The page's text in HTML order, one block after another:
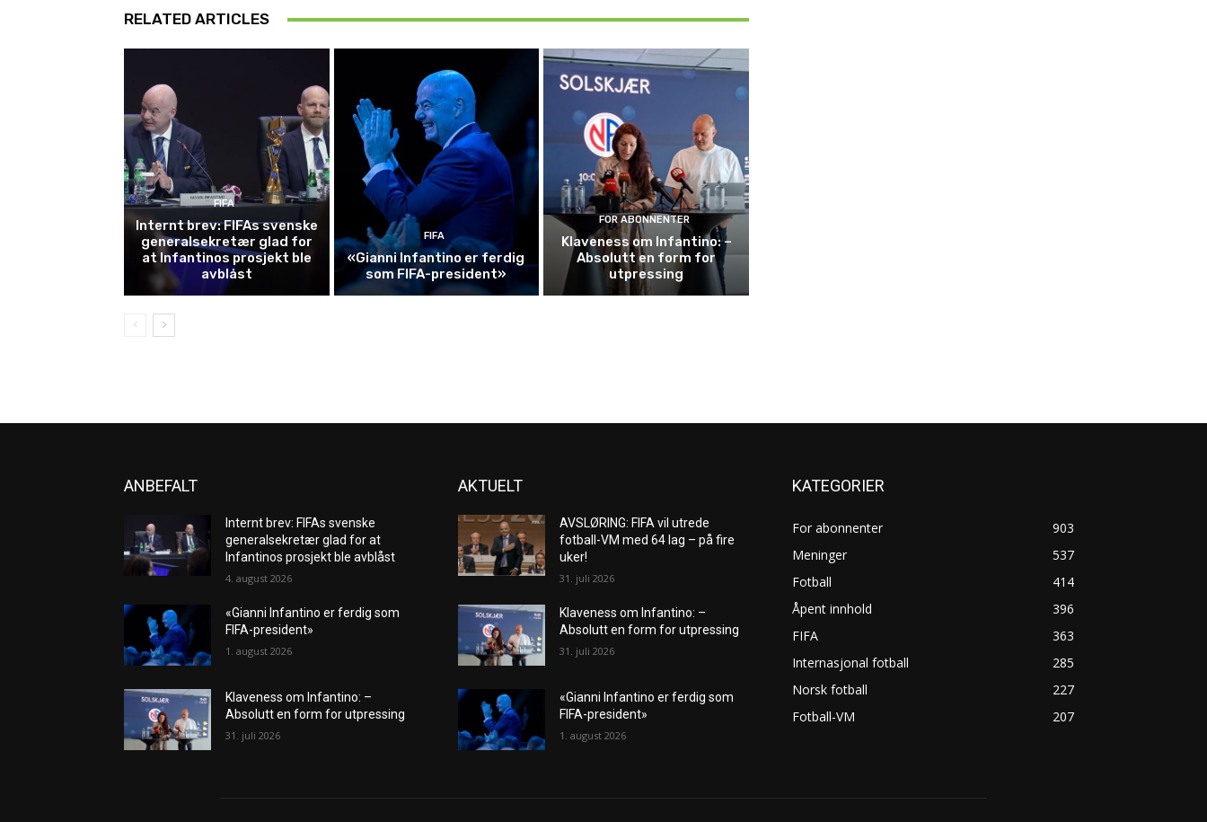
RELATED ARTICLES
FIFA
Internt brev: FIFAs svenske
generalsekretær glad for
at Infantinos prosjekt ble
avblåst
FIFA
«Gianni Infantino er ferdig
som FIFA-president»
FOR ABONNENTER
Klaveness om Infantino: –
Absolutt en form for
utpressing
ANBEFALT
Internt brev: FIFAs svenske
generalsekretær glad for at
Infantinos prosjekt ble avblåst
4. august 2026
«Gianni Infantino er ferdig som
FIFA-president»
1. august 2026
Klaveness om Infantino: –
Absolutt en form for utpressing
31. juli 2026
AKTUELT
AVSLØRING: FIFA vil utrede
fotball-VM med 64 lag – på fire
uker!
31. juli 2026
Klaveness om Infantino: –
Absolutt en form for utpressing
31. juli 2026
«Gianni Infantino er ferdig som
FIFA-president»
1. august 2026
KATEGORIER
For abonnenter
903
Meninger
537
Fotball
414
Åpent innhold
396
FIFA
363
Internasjonal fotball
285
Norsk fotball
227
Fotball-VM
207